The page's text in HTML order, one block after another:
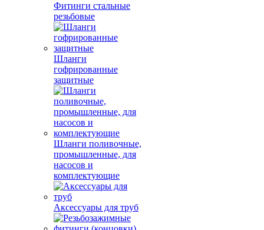
Фитинги стальные
резьбовые
Шланги
гофрированные
защитные
Шланги поливочные,
промышленные, для
насосов и
комплектующие
Аксессуары для труб